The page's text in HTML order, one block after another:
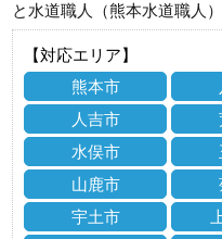
と水道職人（熊本水道職人）
【対応エリア】
熊本市
人吉市
水俣市
山鹿市
宇土市